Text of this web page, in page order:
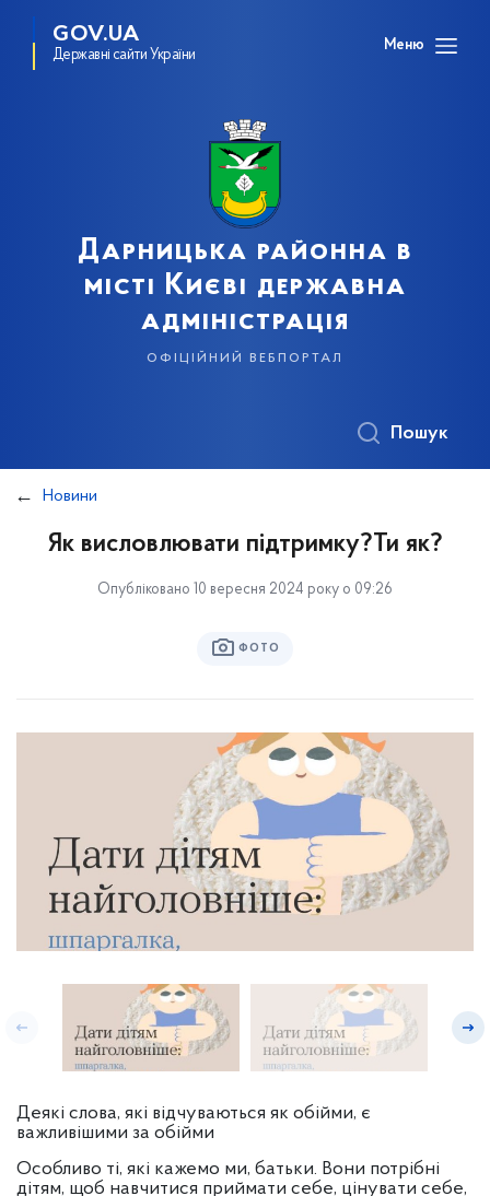
GOV.UA
Державні сайти України
Меню
Дарницька районна в
місті Києві державна
адміністрація
офіційний вебпортал
Пошук
Новини
Як висловлювати підтримку?Ти як?
Опубліковано 10 вересня 2024 року о 09:26
ФОТО
Деякі слова, які відчуваються як обійми, є
важливішими за обійми
Особливо ті, які кажемо ми, батьки. Вони потрібні
дітям, щоб навчитися приймати себе, цінувати себе,